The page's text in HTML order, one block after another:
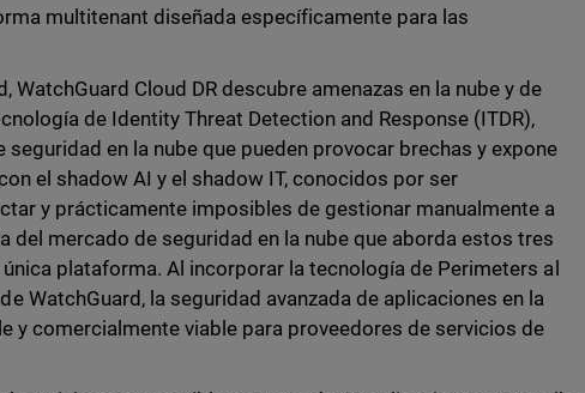
multitenant diseñada específicamente para las
WatchGuard Cloud DR descubre amenazas en la nube y de
de Identity Threat Detection and Response (ITDR),
en la nube que pueden provocar brechas y expone
el shadow AI y el shadow IT, conocidos por ser
y prácticamente imposibles de gestionar manualmente a
del mercado de seguridad en la nube que aborda estos tres
plataforma. Al incorporar la tecnología de Perimeters al
WatchGuard, la seguridad avanzada de aplicaciones en la
y comercialmente viable para proveedores de servicios de